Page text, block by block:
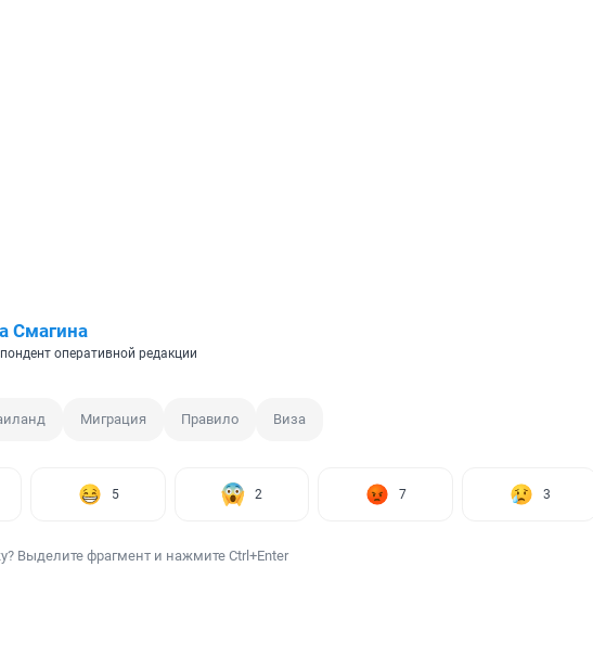
Смагина
оперативной редакции
Миграция Правило Виза
5 2 7 3
Выделите фрагмент и нажмите Ctrl+Enter